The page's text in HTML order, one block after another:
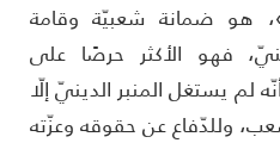
ضمانة شعبيّة وقامة
الأكثر حرصًا على
يستغل المنبر الدينيّ إلّا
وللدّفاع عن حقوقه وعزّته